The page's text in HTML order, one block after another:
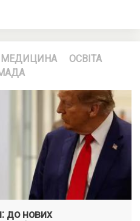
МЕДИЦИНА
ОСВІТА
до нових